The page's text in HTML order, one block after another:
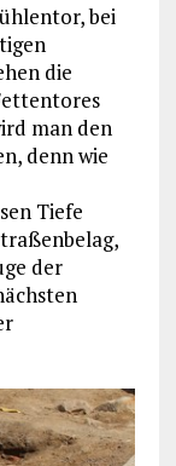
bei
die
man den
denn wie
Tiefe
der